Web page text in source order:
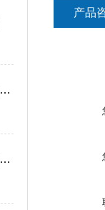
城市内涝防控中无线雨量监测仪智能化应用技术实践
超声波农业气象站在抗台风中有何作用？
产品